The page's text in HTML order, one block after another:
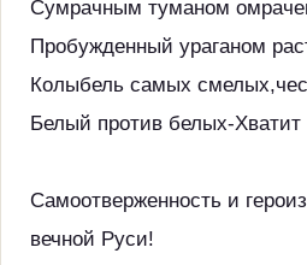
Сумрачным туманом
Пробужденный ураганом
Колыбель самых
Белый против белых-Хватит
Самоотверженность и
вечной Руси!